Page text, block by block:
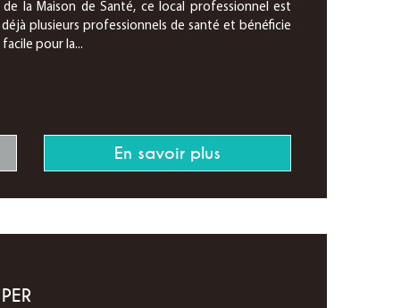
la Maison de Santé, ce local professionnel est
plusieurs professionnels de santé et bénéficie
pour la...
En savoir plus